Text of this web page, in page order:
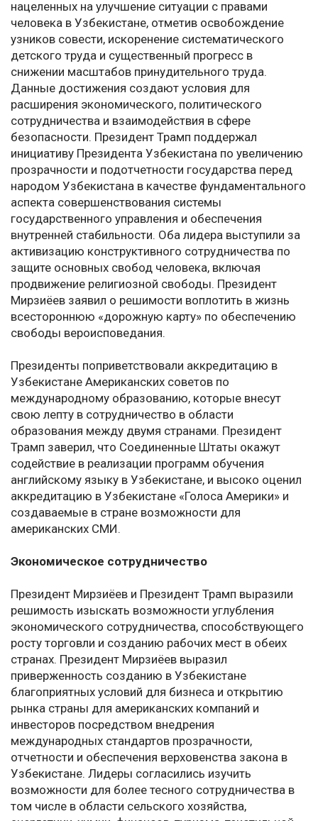
нацеленных на улучшение ситуации с правами
человека в Узбекистане, отметив освобождение
узников совести, искоренение систематического
детского труда и существенный прогресс в
снижении масштабов принудительного труда.
Данные достижения создают условия для
расширения экономического, политического
сотрудничества и взаимодействия в сфере
безопасности. Президент Трамп поддержал
инициативу Президента Узбекистана по увеличению
прозрачности и подотчетности государства перед
народом Узбекистана в качестве фундаментального
аспекта совершенствования системы
государственного управления и обеспечения
внутренней стабильности. Оба лидера выступили за
активизацию конструктивного сотрудничества по
защите основных свобод человека, включая
продвижение религиозной свободы. Президент
Мирзиёев заявил о решимости воплотить в жизнь
всестороннюю «дорожную карту» по обеспечению
свободы вероисповедания.
Президенты поприветствовали аккредитацию в
Узбекистане Американских советов по
международному образованию, которые внесут
свою лепту в сотрудничество в области
образования между двумя странами. Президент
Трамп заверил, что Соединенные Штаты окажут
содействие в реализации программ обучения
английскому языку в Узбекистане, и высоко оценил
аккредитацию в Узбекистане «Голоса Америки» и
создаваемые в стране возможности для
американских СМИ.
Экономическое сотрудничество
Президент Мирзиёев и Президент Трамп выразили
решимость изыскать возможности углубления
экономического сотрудничества, способствующего
росту торговли и созданию рабочих мест в обеих
странах. Президент Мирзиёев выразил
приверженность созданию в Узбекистане
благоприятных условий для бизнеса и открытию
рынка страны для американских компаний и
инвесторов посредством внедрения
международных стандартов прозрачности,
отчетности и обеспечения верховенства закона в
Узбекистане. Лидеры согласились изучить
возможности для более тесного сотрудничества в
том числе в области сельского хозяйства,